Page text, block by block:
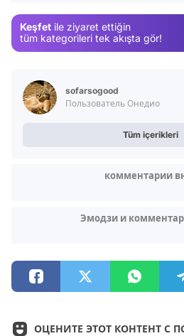
Keşfet ile ziyaret ettiğin
tüm kategorileri tek akışta gör!
sofarsogood
Пользователь Онедио
Tüm içerikleri
комментарии
Эмодзи и
ОЦЕНИТЕ ЭТОТ КОНТЕНТ